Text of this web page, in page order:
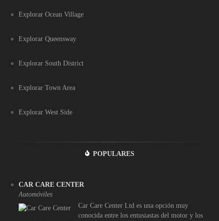
Explorar Ocean Village
Explorar Queensway
Explorar South District
Explorar Town Area
Explorar West Side
POPULARES
CAR CARE CENTER
Automóviles
Car Care Center Ltd es una opción muy
conocida entre los entusiastas del motor y los